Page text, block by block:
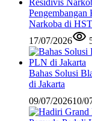
Narkoba di HST
17/07/2026
Bahas Solusi
di Jakarta
09/07/202610/